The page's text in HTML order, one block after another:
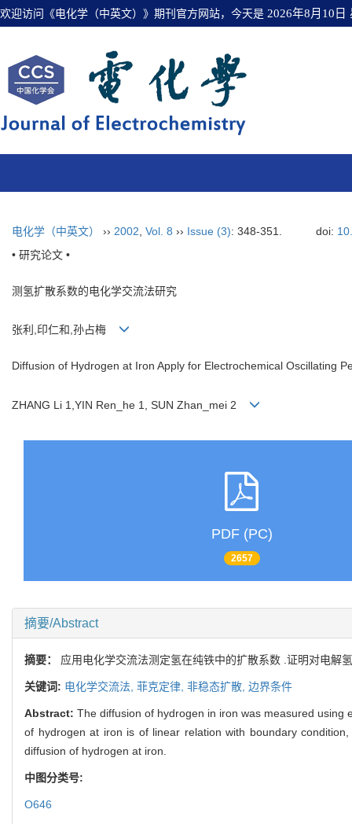
欢迎访问《电化学（中英文）》期刊官方网站，今天是 2026年8月10日
电化学（中英文） ›› 2002 Vol. 8 ›› Issue (3): 348-351. doi:
• 研究论文 •
测氢扩散系数的电化学交流法研究
张利,印仁和,孙占梅
Diffusion of Hydrogen at Iron Apply for Electrochemical Oscillating
ZHANG Li 1,YIN Ren_he 1, SUN Zhan_mei 2
PDF (PC)
2657
摘要/Abstract
摘要： 应用电化学交流法测定氢在纯铁中的扩散系数 .证明对电解
关键词: 电化学交流法, 菲克定律, 非稳态扩散, 边界条件
Abstract:The diffusion of hydrogen in iron was measured
of hydrogen at iron is of linear relation with boundary
diffusion of hydrogen at iron.
中图分类号:
O646